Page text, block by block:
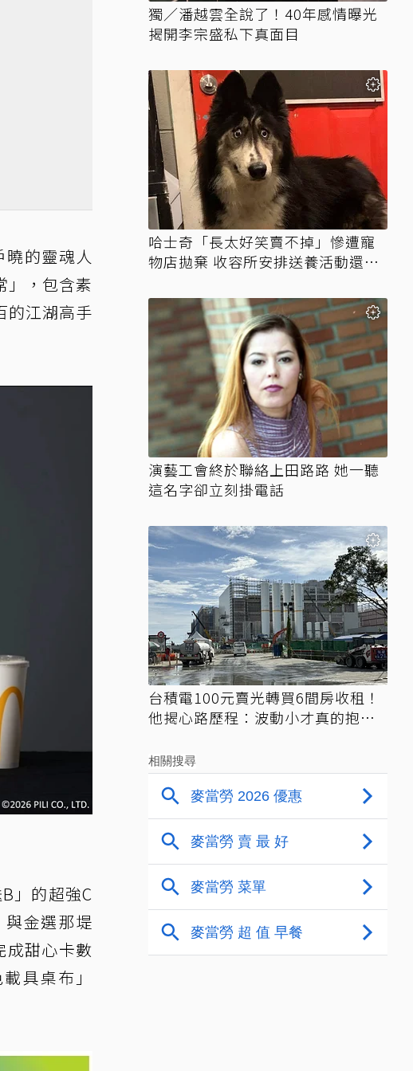
的靈魂人
」，包含素
的江湖高手
」的超強C
金選那堤
成甜心卡數
具桌布」
獨／潘越雲全說了！40年感情曝光
揭開李宗盛私下真面目
哈士奇「長太好笑賣不掉」慘遭寵
物店拋棄 收容所安排送養活動還是
演藝工會終於聯絡上田路路 她一聽
這名字卻立刻掛電話
台積電100元賣光轉買6間房收租！
他揭心路歷程：波動小才真的抱得